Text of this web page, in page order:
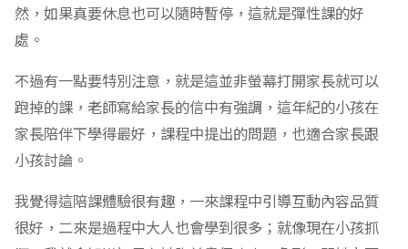
然，如果真要休息也可以隨時暫停，這就是彈性課的好
處。
不過有一點要特別注意，就是這並非螢幕打開家長就可以
跑掉的課，老師寫給家長的信中有強調，這年紀的小孩在
家長陪伴下學得最好，課程中提出的問題，也適合家長跟
小孩討論。
我覺得這陪課體驗很有趣，一來課程中引導互動內容品質
很好，二來是過程中大人也會學到很多；就像現在小孩抓